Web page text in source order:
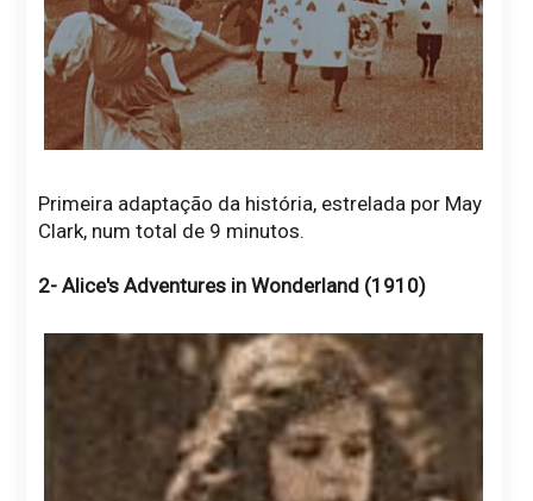
Primeira adaptação da história, estrelada por May
Clark, num total de 9 minutos.
2- Alice's Adventures in Wonderland (1910)